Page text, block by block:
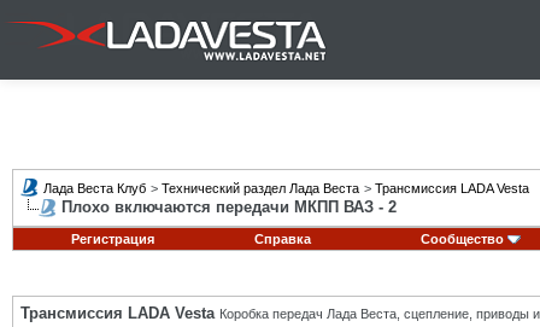
Лада Веста Клуб > Технический раздел Лада Веста > Трансмиссия LADA Vesta
Плохо включаются передачи МКПП ВАЗ - 2
Регистрация Справка Сообщество
Трансмиссия LADA Vesta Коробка передач Лада Веста, сцепление, приводы и